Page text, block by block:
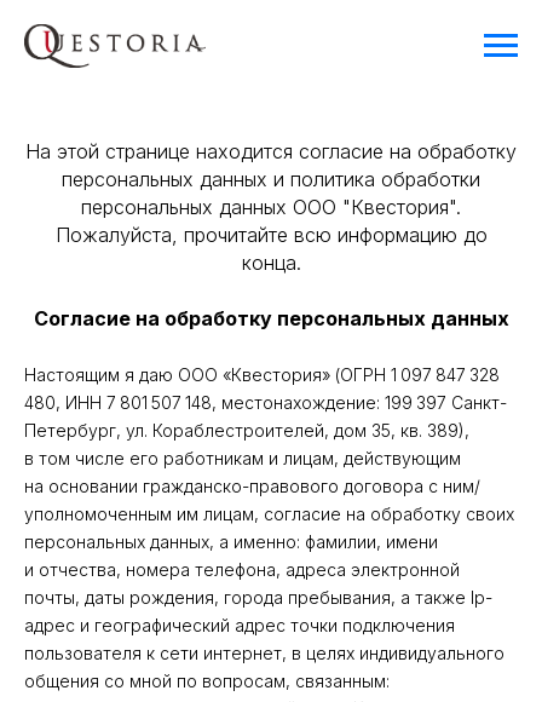
На этой странице находится согласие на обработку
персональных данных и политика обработки
персональных данных ООО "Квестория".
Пожалуйста, прочитайте всю информацию до
конца.
Согласие на обработку персональных данных
Настоящим я даю ООО «Квестория» (ОГРН 1 097 847 328
480, ИНН 7 801 507 148, местонахождение: 199 397 Санкт-
Петербург, ул. Кораблестроителей, дом 35, кв. 389),
в том числе его работникам и лицам, действующим
на основании гражданско-правового договора с ним/
уполномоченным им лицам, согласие на обработку своих
персональных данных, а именно: фамилии, имени
и отчества, номера телефона, адреса электронной
почты, даты рождения, города пребывания, а также Ip-
адрес и географический адрес точки подключения
пользователя к сети интернет, в целях индивидуального
общения со мной по вопросам, связанным: